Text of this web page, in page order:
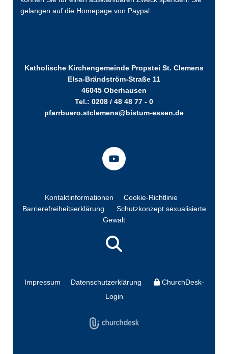
gelangen auf die Homepage von Paypal.
Katholische Kirchengemeinde Propstei St. Clemens
Elsa-Brändström-Straße 11
46045 Oberhausen
Tel.: 0208 / 48 48 77 - 0
pfarrbuero.stclemens@bistum-essen.de
Kontaktinformationen
Cookie-Richtlinie
Barrierefreiheitserklärung
Schutzkonzept sexualisierte
Gewalt
Impressum Datenschutzerklärung
ChurchDesk-
Login